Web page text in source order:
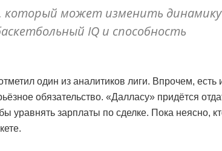
может изменить динамику
IQ и способность
один из аналитиков лиги. Впрочем, есть
обязательство. «Далласу» придётся
уравнять зарплаты по сделке. Пока неясно,